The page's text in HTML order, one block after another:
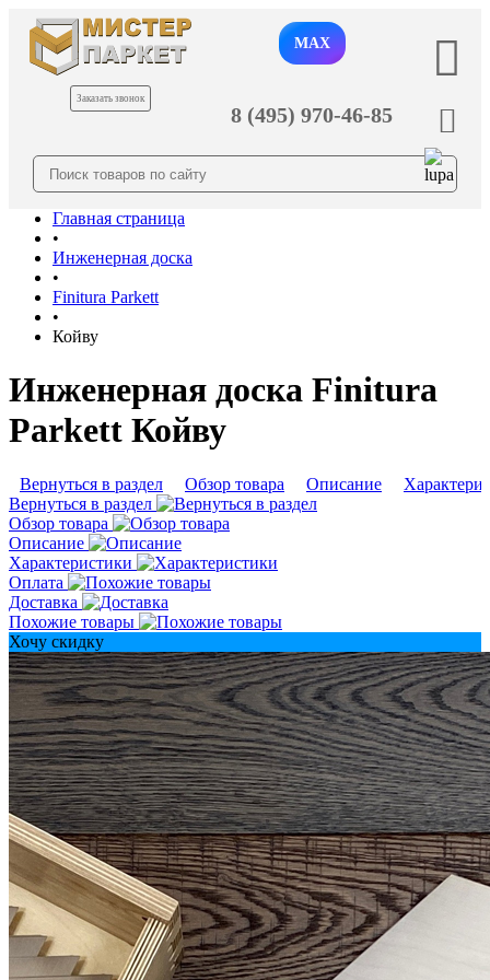
Заказать звонок
MAX
8 (495) 970-46-85
Главная страница
•
Инженерная доска
•
Finitura Parkett
•
Койву
Инженерная доска Finitura
Parkett Койву
Вернуться в раздел Обзор товара Описание
Вернуться в раздел
Обзор товара
Описание
Характеристики
Оплата
Доставка
Похожие товары
Хочу скидку